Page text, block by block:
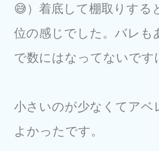
😅）着底して棚取りする
位の感じでした。バレも
で数にはなってないです
小さいのが少なくてアベ
よかったです。